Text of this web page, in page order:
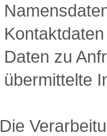

 Kontaktdaten
 Daten zu

Die